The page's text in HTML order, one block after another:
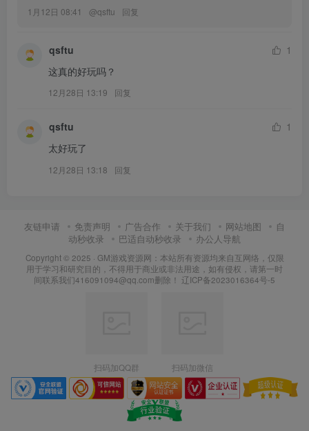
1月12日 08:41 @qsftu 回复
qsftu
1
这真的好玩吗？
12月28日 13:19 回复
qsftu
1
太好玩了
12月28日 13:18 回复
友链申请 免责声明 广告合作 关于我们 网站地图
自
动秒收录
巴适自动秒收录 办公人导航
Copyright © 2025 · GM游戏资源网：本站所有资源均来自互网络，仅限
用于学习和研究目的，不得用于商业或非法用途，如有侵权，请第一时
间联系我们416091094@qq.com删除！ 辽ICP备2023016364号-5
扫码加QQ群 扫码加微信